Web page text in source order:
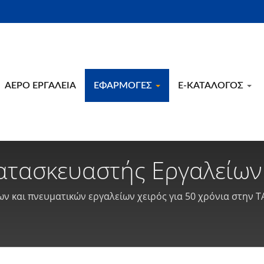
ΑΕΡΌ ΕΡΓΑΛΕΊΑ ΕΦΑΡΜΟΓΈΣ E-ΚΑΤΆΛΟΓΟΣ
Χειρός Από Την
και πνευματικών εργαλείων χειρός για 50 χρόνια στην